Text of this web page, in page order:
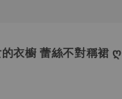
的衣櫥 蕾絲不對稱裙 ღ